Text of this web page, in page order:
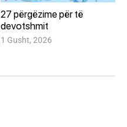
27 përgëzime për të
devotshmit
1 Gusht, 2026